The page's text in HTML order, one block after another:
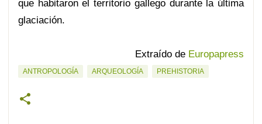
que habitaron el territorio gallego durante la última
glaciación.
Extraído de Europapress
ANTROPOLOGÍA ARQUEOLOGÍA PREHISTORIA